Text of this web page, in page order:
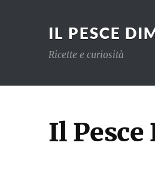
IL PESCE
Ricette e curiosità
Il